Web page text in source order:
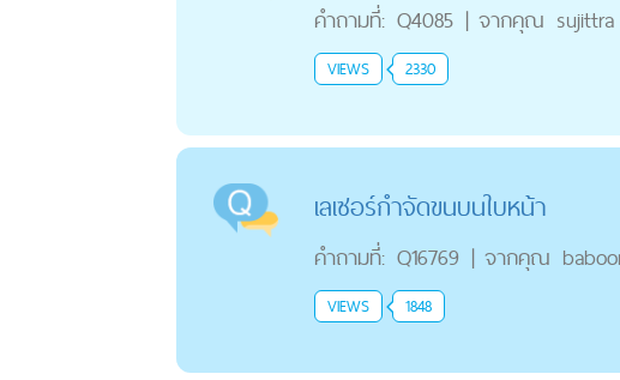
คำถามที่: Q4085 | จากคุณ sujittra
VIEWS 2330
เลเซอร์กำจัดขนบนใบหน้า
คำถามที่: Q16769 | จากคุณ
VIEWS 1848